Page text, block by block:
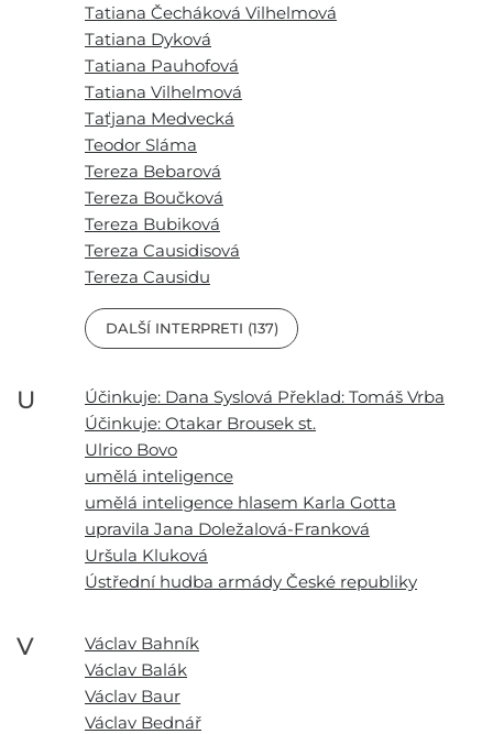
Tatiana Čecháková Vilhelmová
Tatiana Dyková
Tatiana Pauhofová
Tatiana Vilhelmová
Taťjana Medvecká
Teodor Sláma
Tereza Bebarová
Tereza Boučková
Tereza Bubiková
Tereza Causidisová
Tereza Causidu
DALŠÍ INTERPRETI (137)
U
Účinkuje: Dana Syslová Překlad: Tomáš Vrba
Účinkuje: Otakar Brousek st.
Ulrico Bovo
umělá inteligence
umělá inteligence hlasem Karla Gotta
upravila Jana Doležalová-Franková
Uršula Kluková
Ústřední hudba armády České republiky
V
Václav Bahník
Václav Balák
Václav Baur
Václav Bednář